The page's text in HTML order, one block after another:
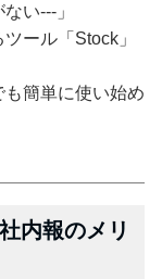
い---」
ール「Stock」
簡単に使い始め
内報のメリ